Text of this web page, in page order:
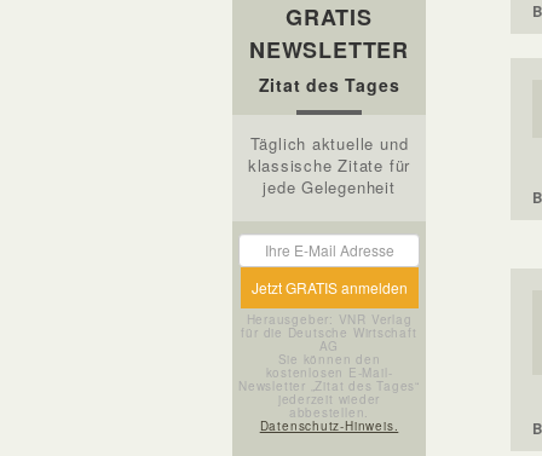
GRATIS
NEWSLETTER
Zitat des Tages
Täglich aktuelle und
klassische Zitate für
jede Gelegenheit
Herausgeber: VNR Verlag
für die Deutsche Wirtschaft
AG
Sie können den
kostenlosen E-Mail-
Newsletter „Zitat des Tages“
jederzeit wieder
abbestellen.
Datenschutz-Hinweis.